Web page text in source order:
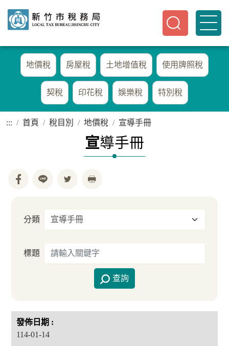
地價稅 房屋稅 土地增值稅 使用牌照稅
契稅 印花稅 娛樂稅 特別稅
::: 首頁 稅目別 地價稅 宣導手冊
宣導手冊
分類
標題
查詢
114-01-14